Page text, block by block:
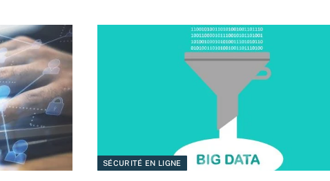
SÉCURITÉ EN LIGNE